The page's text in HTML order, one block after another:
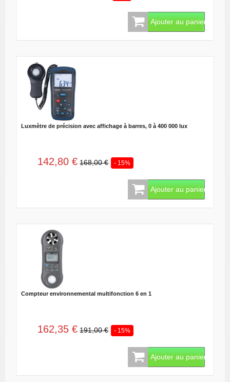
Ajouter au panier
Luxmètre de précision avec affichage à barres, 0 à 400 000 lux
142,80 € 168,00 € - 15%
Ajouter au panier
Compteur environnemental multifonction 6 en 1
162,35 € 191,00 € - 15%
Ajouter au panier